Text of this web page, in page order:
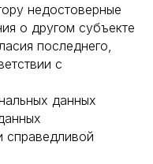
недостоверные
о другом субъекте
последнего,
с
данных
справедливой